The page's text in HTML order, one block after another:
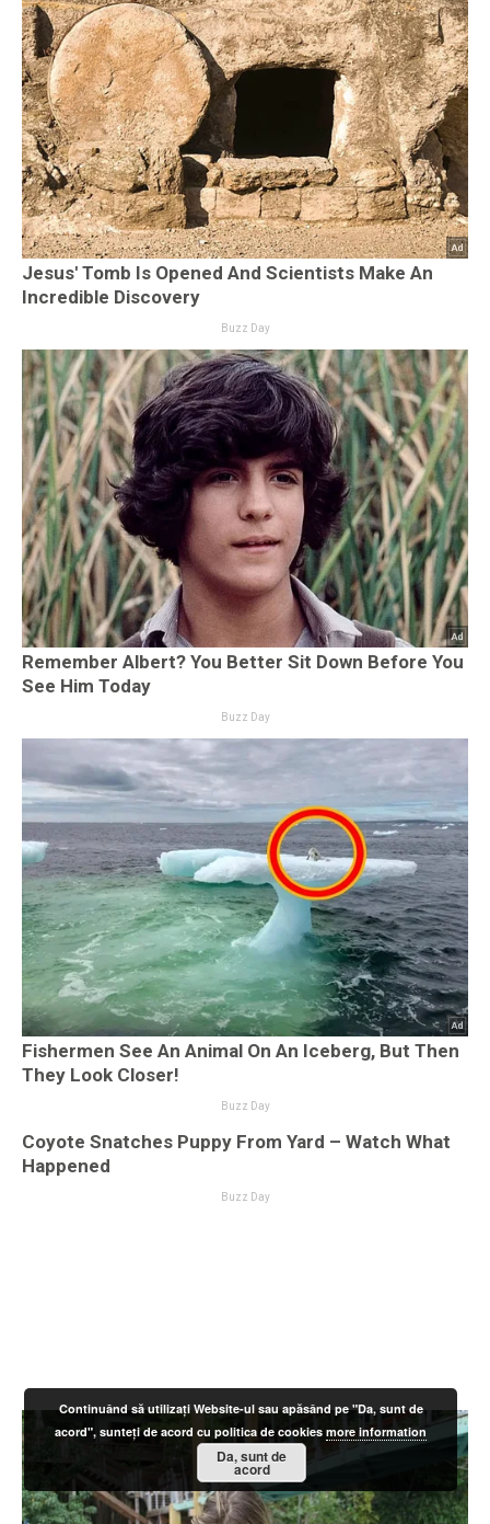
Continuând să utilizați Website-ul sau apăsând pe "Da, sunt de
acord", sunteți de acord cu politica de cookiesmore information
Da, sunt de
acord